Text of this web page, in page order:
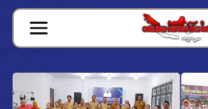
Skip
content